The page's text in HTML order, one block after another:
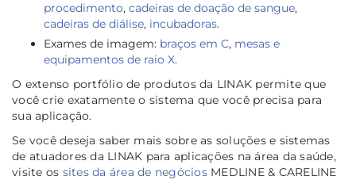
procedimento, cadeiras de doação de sangue,
cadeiras de diálise, incubadoras.
Exames de imagem: braços em C, mesas e
equipamentos de raio X.
O extenso portfólio de produtos da LINAK permite que
você crie exatamente o sistema que você precisa para
sua aplicação.
Se você deseja saber mais sobre as soluções e sistemas
de atuadores da LINAK para aplicações na área da saúde,
visite os sites da área de negóciosMEDLINE & CARELINE